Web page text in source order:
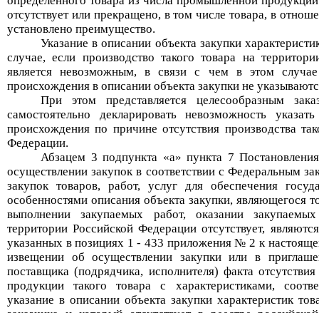
отсутствует или прекращено, в том числе товара, в
установлено преимущество.
Указание в описании объекта закупки
случае, если производство такого товара на
является невозможным, в связи с чем в этом случае
происхождения в описании объекта закупки не
При этом представляется целесообразным
самостоятельно декларировать невозможность
происхождения по причине отсутствия производства
Федерации.
Абзацем 3 подпункта «а» пункта 7
осуществлении закупок в соответствии с Федеральным
закупок товаров, работ, услуг для обеспечения
особенностями описания объекта закупки, являющегося
выполнении закупаемых работ, оказании
территории РоссийскойФедерации отсутствует,
указанных в позициях 1 - 433 приложения№ 2 к
извещении об осуществлении закупки или в
поставщика (подрядчика, исполнителя) факта
продукции такого товара с характеристиками,
указание в описании объекта закупки характеристик